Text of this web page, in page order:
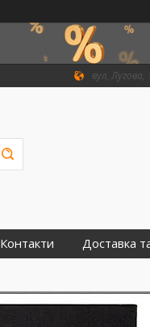
вул, Лугова,
Контакти Доставка